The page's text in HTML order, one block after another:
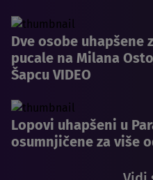
Dve osobe uhapšene
pucale na Milana
Šapcu VIDEO
Lopovi uhapšeni u
osumnjičene za više